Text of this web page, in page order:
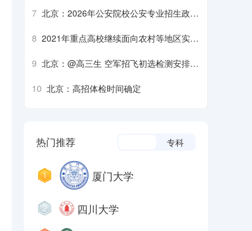
7 北京：2026年公安院校公安专业招生政治
8 2021年重点高校继续面向农村等地区实施
9 北京：@高三生 空军招飞初选检测安排来
10 北京：高招体检时间确定
热门推荐 专科
厦门大学
四川大学